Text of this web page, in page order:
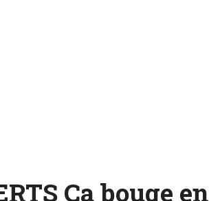
Ca bouge